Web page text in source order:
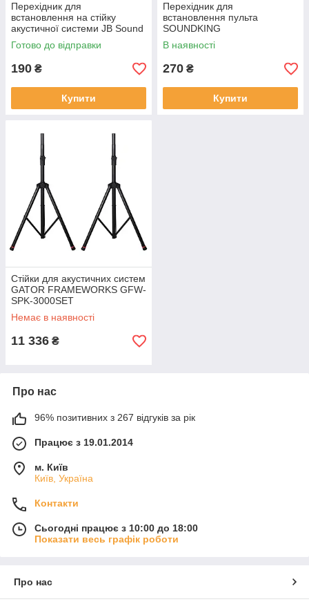
Перехідник для
встановлення на стійку
акустичної системи JB Sound
008
Готово до відправки
190 ₴
Купити
Перехідник для
встановлення пульта
SOUNDKING
В наявності
270 ₴
Купити
Стійки для акустичних систем
GATOR FRAMEWORKS GFW-
SPK-3000SET
Немає в наявності
11 336 ₴
Про нас
96% позитивних з 267 відгуків за рік
Працює з 19.01.2014
м. Київ
Київ, Україна
Контакти
Сьогодні працює з 10:00 до 18:00
Показати весь графік роботи
Про нас